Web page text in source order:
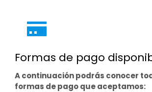
Formas de pago
A continuación podrás conocer
formas de pago que aceptamos: